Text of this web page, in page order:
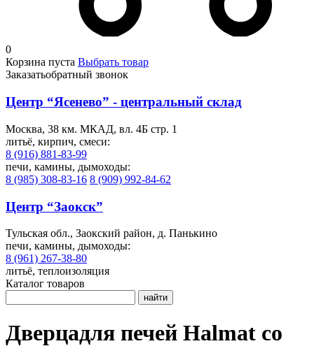
0
Корзина пуста Выбрать товар
Заказатьобратный звонок
Центр “Ясенево” - центральный склад
Москва, 38 км. МКАД, вл. 4Б стр. 1
литьё, кирпич, смеси:
8 (916) 881-83-99
печи, камины, дымоходы:
8 (985) 308-83-16 8 (909) 992-84-62
Центр “Заокск”
Тульская обл., Заокский район, д. Панькино
печи, камины, дымоходы:
8 (961) 267-38-80
литьё, теплоизоляция
Каталог товаров
найти
Дверцадля печей Halmat со